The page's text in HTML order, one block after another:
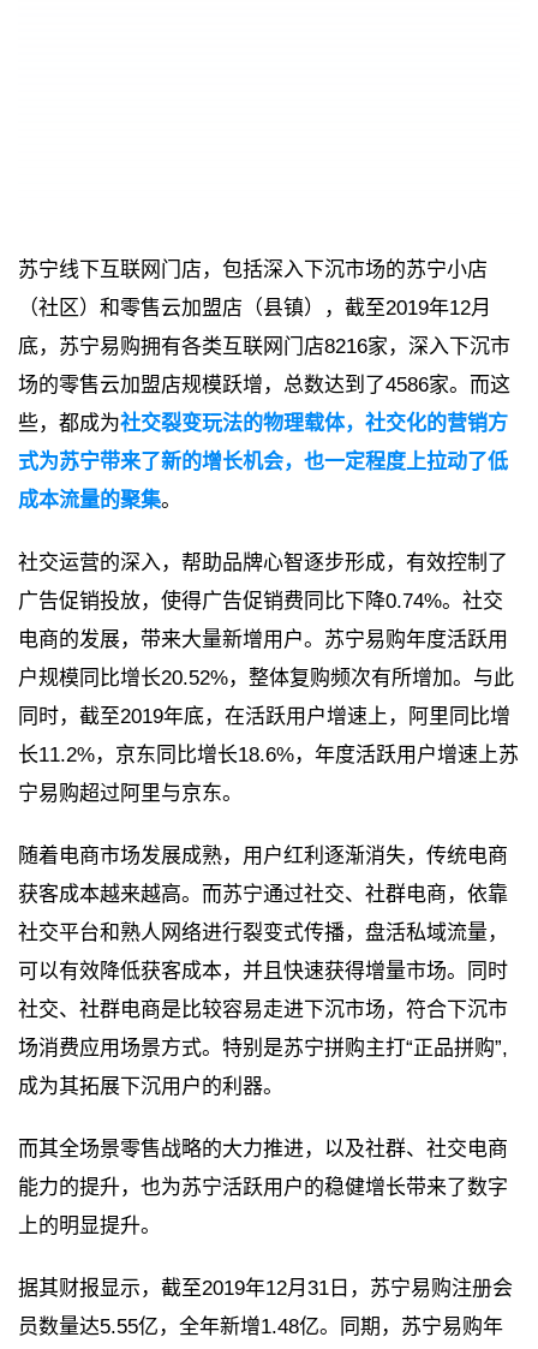
苏宁线下互联网门店，包括深入下沉市场的苏宁小店
（社区）和零售云加盟店（县镇），截至2019年12月
底，苏宁易购拥有各类互联网门店8216家，深入下沉市
场的零售云加盟店规模跃增，总数达到了4586家。而这
些，都成为社交裂变玩法的物理载体，社交化的营销方
式为苏宁带来了新的增长机会，也一定程度上拉动了低
成本流量的聚集。
社交运营的深入，帮助品牌心智逐步形成，有效控制了
广告促销投放，使得广告促销费同比下降0.74%。社交
电商的发展，带来大量新增用户。苏宁易购年度活跃用
户规模同比增长20.52%，整体复购频次有所增加。与此
同时，截至2019年底，在活跃用户增速上，阿里同比增
长11.2%，京东同比增长18.6%，年度活跃用户增速上苏
宁易购超过阿里与京东。
随着电商市场发展成熟，用户红利逐渐消失，传统电商
获客成本越来越高。而苏宁通过社交、社群电商，依靠
社交平台和熟人网络进行裂变式传播，盘活私域流量，
可以有效降低获客成本，并且快速获得增量市场。同时
社交、社群电商是比较容易走进下沉市场，符合下沉市
场消费应用场景方式。特别是苏宁拼购主打“正品拼购”,
成为其拓展下沉用户的利器。
而其全场景零售战略的大力推进，以及社群、社交电商
能力的提升，也为苏宁活跃用户的稳健增长带来了数字
上的明显提升。
据其财报显示，截至2019年12月31日，苏宁易购注册会
员数量达5.55亿，全年新增1.48亿。同期，苏宁易购年